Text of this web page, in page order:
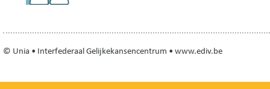
© Unia • Interfederaal Gelijkekansencentrum • www.ediv.be